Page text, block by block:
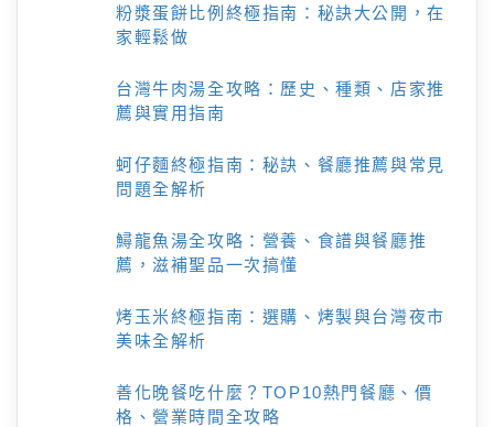
粉漿蛋餅比例終極指南：秘訣大公開，在
家輕鬆做
台灣牛肉湯全攻略：歷史、種類、店家推
薦與實用指南
蚵仔麵終極指南：秘訣、餐廳推薦與常見
問題全解析
鱘龍魚湯全攻略：營養、食譜與餐廳推
薦，滋補聖品一次搞懂
烤玉米終極指南：選購、烤製與台灣夜市
美味全解析
善化晚餐吃什麼？TOP10熱門餐廳、價
格、營業時間全攻略